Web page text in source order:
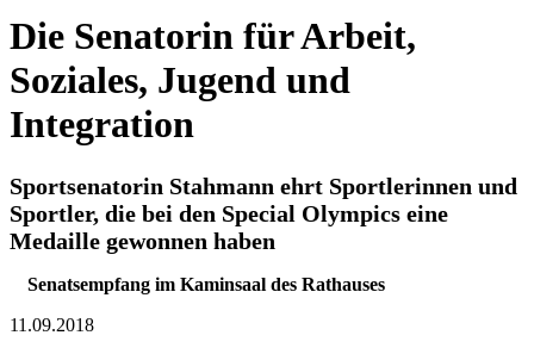
Die Senatorin für Arbeit,
Soziales, Jugend und
Integration
Sportsenatorin Stahmann ehrt Sportlerinnen und
Sportler, die bei den Special Olympics eine
Medaille gewonnen haben
Senatsempfang im Kaminsaal des Rathauses
11.09.2018